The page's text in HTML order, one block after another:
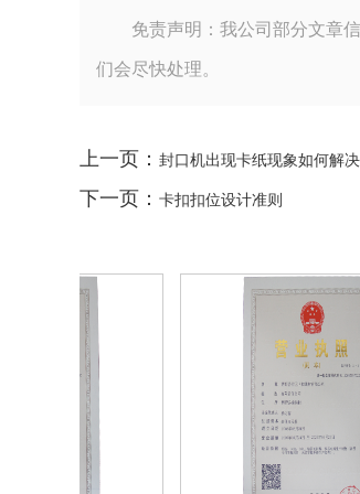
免责声明：我公司部分文章
们会尽快处理。
上一页： 封口机出现卡纸现象如何解决
下一页： 卡扣扣位设计准则